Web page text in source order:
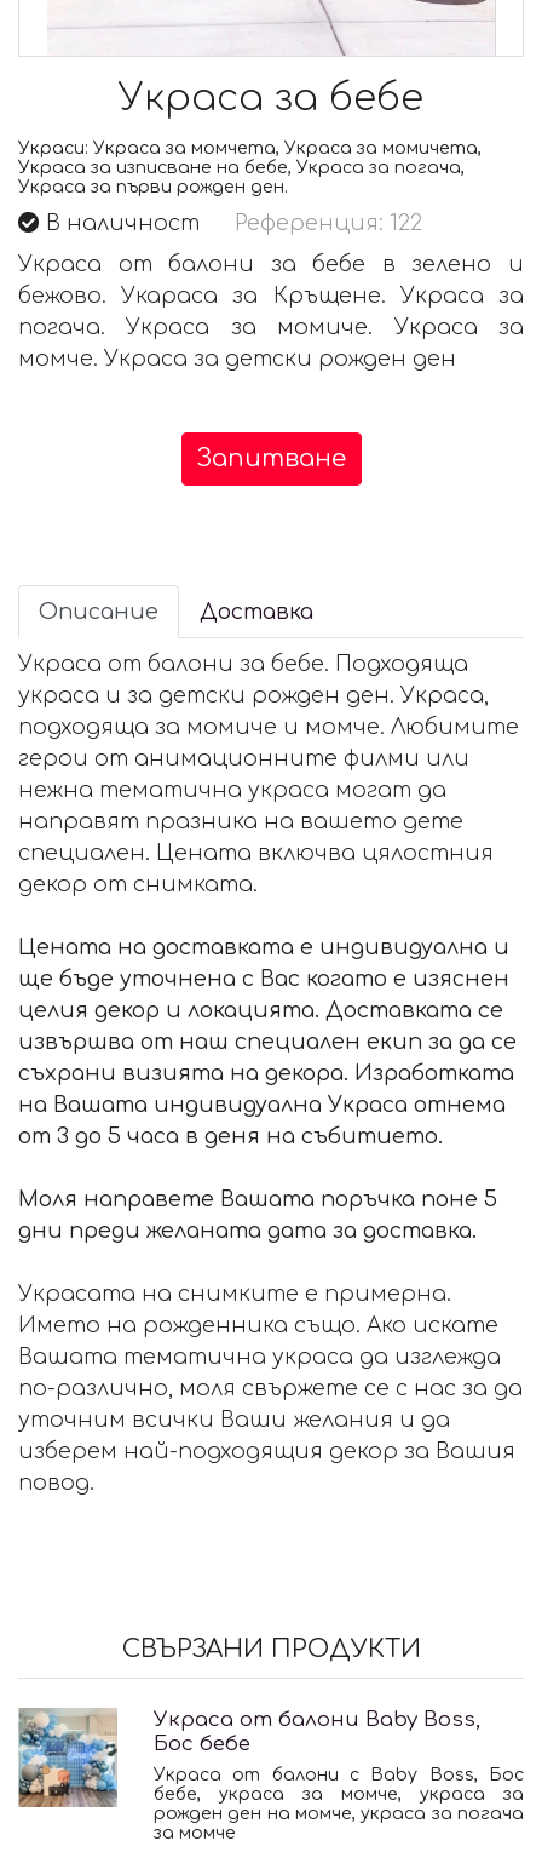
Украса за бебе
Украси: Украса за момчета, Украса за момичета,
Украса за изписване на бебе, Украса за погача,
Украса за първи рожден ден.
В наличност
Референция: 122
Украса от балони за бебе в зелено и
бежово. Укараса за Кръщене. Украса за
погача. Украса за момиче. Украса за
момче. Украса за детски рожден ден
Запитване
Описание Доставка
Украса от балони за бебе. Подходяща
украса и за детски рожден ден. Украса,
подходяща за момиче и момче. Любимите
герои от анимационните филми или
нежна тематична украса могат да
направят празника на вашето дете
специален. Цената включва цялостния
декор от снимката.
Цената на доставката е индивидуална и
ще бъде уточнена с Вас когато е изяснен
целия декор и локацията. Доставката се
извършва от наш специален екип за да се
съхрани визията на декора. Изработката
на Вашата индивидуална Украса отнема
от 3 до 5 часа в деня на събитието.
Моля направете Вашата поръчка поне 5
дни преди желаната дата за доставка.
Украсата на снимките е примерна.
Името на рожденника също. Ако искате
Вашата тематична украса да изглежда
по-различно, моля свържете се с нас за да
уточним всички Ваши желания и да
изберем най-подходящия декор за Вашия
повод.
СВЪРЗАНИ ПРОДУКТИ
Украса от балони Baby Boss,
Бос бебе
Украса от балони с Baby Boss, Бос
бебе, украса за момче, украса за
рожден ден на момче, украса за погача
за момче